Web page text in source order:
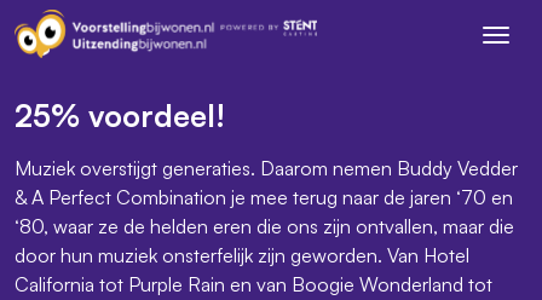
25% voordeel!
Muziek overstijgt generaties. Daarom nemen Buddy Vedder
& A Perfect Combination je mee terug naar de jaren ‘70 en
‘80, waar ze de helden eren die ons zijn ontvallen, maar die
door hun muziek onsterfelijk zijn geworden. Van Hotel
California tot Purple Rain en van Boogie Wonderland tot